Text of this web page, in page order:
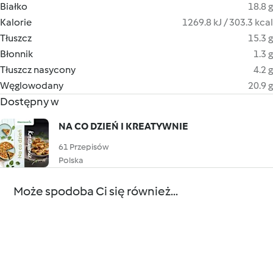
Białko
18.8 g
Kalorie
1269.8 kJ / 303.3 kcal
Tłuszcz
15.3 g
Błonnik
1.3 g
Tłuszcz nasycony
4.2 g
Węglowodany
20.9 g
Dostępny w
NA CO DZIEŃ I KREATYWNIE
61 Przepisów
Polska
Może spodoba Ci się również...